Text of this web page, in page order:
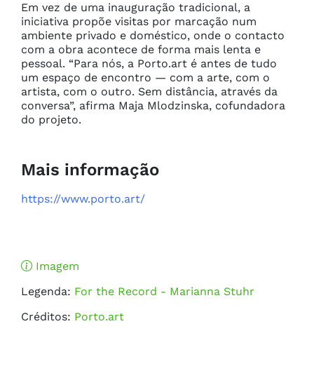
Em vez de uma inauguração tradicional, a
iniciativa propõe visitas por marcação num
ambiente privado e doméstico, onde o contacto
com a obra acontece de forma mais lenta e
pessoal. “Para nós, a Porto.art é antes de tudo
um espaço de encontro — com a arte, com o
artista, com o outro. Sem distância, através da
conversa”, afirma Maja Mlodzinska, cofundadora
do projeto.
Mais informação
https://www.porto.art/
Imagem
Legenda: For the Record - Marianna Stuhr
Créditos: Porto.art